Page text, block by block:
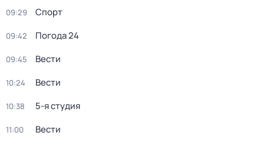
09:29 Спорт
09:42 Погода 24
09:45 Вести
10:24 Вести
10:38 5-я студия
11:00 Вести